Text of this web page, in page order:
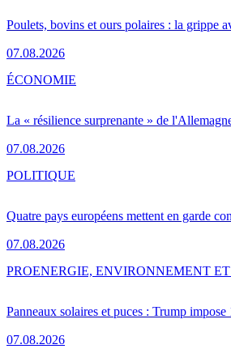
Poulets, bovins et ours polaires : la grippe
07.08.2026
La « résilience surprenante » de
07.08.2026
ÉCONOMIE
Quatre pays européens mettent en garde
07.08.2026
POLITIQUE
Panneaux solaires et puces : Trump
07.08.2026
PROENERGIE, ENVIRONNEMENT